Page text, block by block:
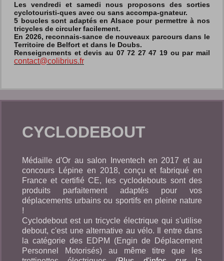
Les vendredi et samedi nous proposons des sorties
cyclotouristi-ques avec ou sans accompa-gnateur.
5 boucles sont adaptés en Alsace pour permettre à nos
tricycles de circuler facilement.
En 2026, reconnais-sance de nouveaux parcours dans le
Territoire de Belfort et dans le Doubs.
Renseignements et devis au 07 72 27 47 19 ou par mail
contact@colibrius.fr
CYCLODEBOUT
Médaille d'Or au salon Inventech en 2017 et au
concours Lépine en 2018, conçu et fabriqué en
France et certifié CE, les cyclodebouts sont des
produits parfaitement adaptés pour vos
déplacements urbains ou sportifs en pleine nature
!
Cyclodebout est un tricycle électrique qui s'utilise
debout, c'est une alternative au vélo. Il entre dans
la catégorie des EDPM (Engin de Déplacement
Personnel Motorisés) au même titre que les